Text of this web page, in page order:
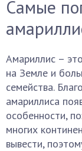
Самые
Амариллис –
на Земле и
семейства.
амариллиса
особенности,
многих
вывести,